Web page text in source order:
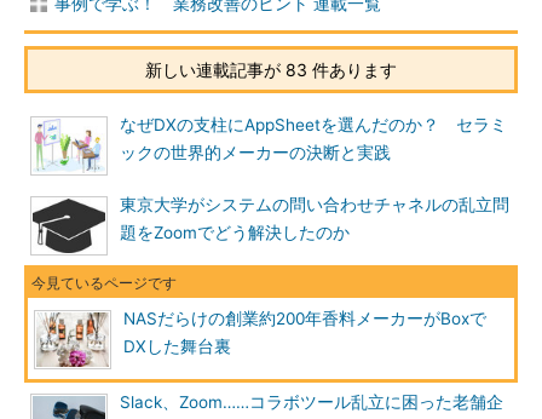
新しい連載記事が 83 件あります
なぜDXの支柱にAppSheetを選んだのか？ セラミ
ックの世界的メーカーの決断と実践
東京大学がシステムの問い合わせチャネルの乱立問
題をZoomでどう解決したのか
NASだらけの創業約200年香料メーカーがBoxで
DXした舞台裏
Slack、Zoom……コラボツール乱立に困った老舗企